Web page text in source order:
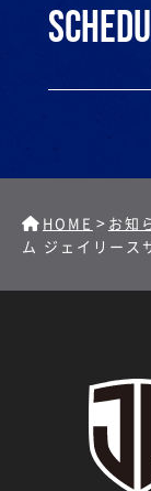
HOME > お知
ム ジェイリース